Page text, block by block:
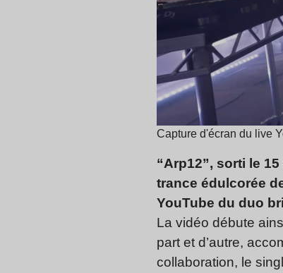
Capture d'écran du live
“Arp12”, sorti le
trance édulcorée
YouTube du duo
La vidéo débute
part et d’autre,
collaboration, le